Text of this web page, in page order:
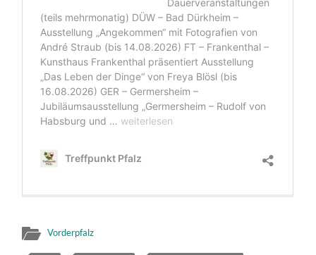
Vorderpfalz